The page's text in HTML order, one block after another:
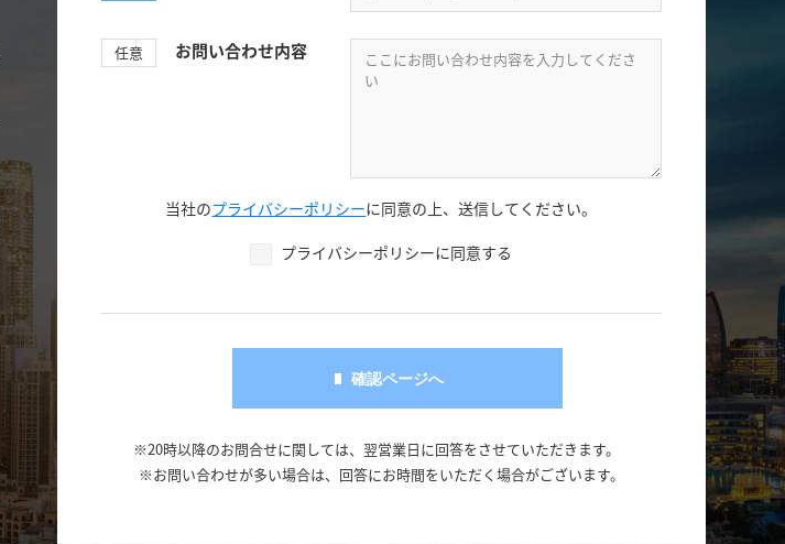
任意 お問い合わせ内容
当社のプライバシーポリシーに同意の上、送信してください。
プライバシーポリシーに同意する
※20時以降のお問合せに関しては、翌営業日に回答をさせていただきます。
※お問い合わせが多い場合は、回答にお時間をいただく場合がございます。